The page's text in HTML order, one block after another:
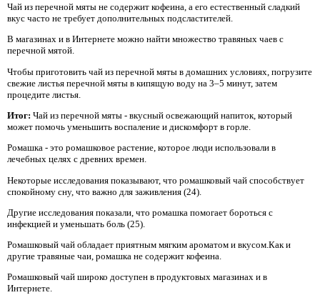
Чай из перечной мяты не содержит кофеина, а его естественный сладкий
вкус часто не требует дополнительных подсластителей.
В магазинах и в Интернете можно найти множество травяных чаев с
перечной мятой.
Чтобы приготовить чай из перечной мяты в домашних условиях, погрузите
свежие листья перечной мяты в кипящую воду на 3–5 минут, затем
процедите листья.
Итог: Чай из перечной мяты - вкусный освежающий напиток, который
может помочь уменьшить воспаление и дискомфорт в горле.
Ромашка - это ромашковое растение, которое люди использовали в
лечебных целях с древних времен.
Некоторые исследования показывают, что ромашковый чай способствует
спокойному сну, что важно для заживления (24).
Другие исследования показали, что ромашка помогает бороться с
инфекцией и уменьшать боль (25).
Ромашковый чай обладает приятным мягким ароматом и вкусом.Как и
другие травяные чаи, ромашка не содержит кофеина.
Ромашковый чай широко доступен в продуктовых магазинах и в
Интернете.